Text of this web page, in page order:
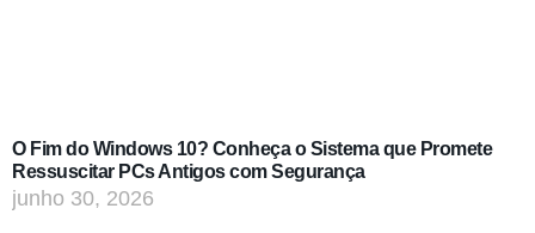
O Fim do Windows 10? Conheça o Sistema que Promete
Ressuscitar PCs Antigos com Segurança
junho 30, 2026